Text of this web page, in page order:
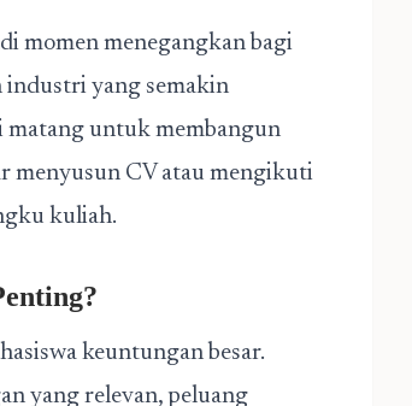
momen menegangkan bagi
industri yang semakin
matang untuk membangun
menyusun CV atau mengikuti
kuliah.
keuntungan besar.
yang relevan, peluang